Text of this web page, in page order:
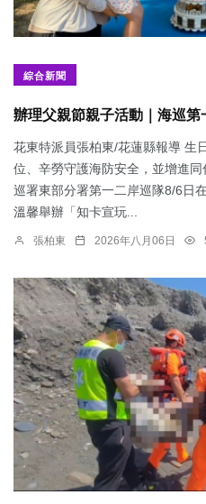
綜合新聞
辦理父親節親子活動｜海巡
花東特派員張柏東/花蓮縣報導 生
位、辛勞守護海防安全，並增進
巡署東部分署第一二岸巡隊8/6日
溫馨舉辦「知卡宣玩...
張柏東 2026年八月06日